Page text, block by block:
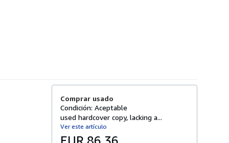
Comprar usado
Condición: Aceptable
used hardcover copy, lacking a...
Ver este artículo